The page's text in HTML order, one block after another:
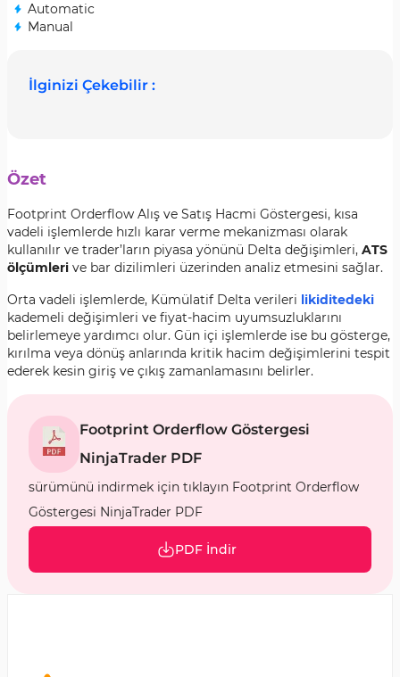
Automatic
Manual
İlginizi Çekebilir :
Özet
Footprint Orderflow Alış ve Satış Hacmi Göstergesi, kısa
vadeli işlemlerde hızlı karar verme mekanizması olarak
kullanılır ve trader’ların piyasa yönünü Delta değişimleri, ATS
ölçümleri ve bar dizilimleri üzerinden analiz etmesini sağlar.
Orta vadeli işlemlerde, Kümülatif Delta verileri likiditedeki
kademeli değişimleri ve fiyat-hacim uyumsuzluklarını
belirlemeye yardımcı olur. Gün içi işlemlerde ise bu gösterge,
kırılma veya dönüş anlarında kritik hacim değişimlerini tespit
ederek kesin giriş ve çıkış zamanlamasını belirler.
Footprint Orderflow Göstergesi
NinjaTrader PDF
sürümünü indirmek için tıklayın Footprint Orderflow
Göstergesi NinjaTrader PDF
PDF İndir